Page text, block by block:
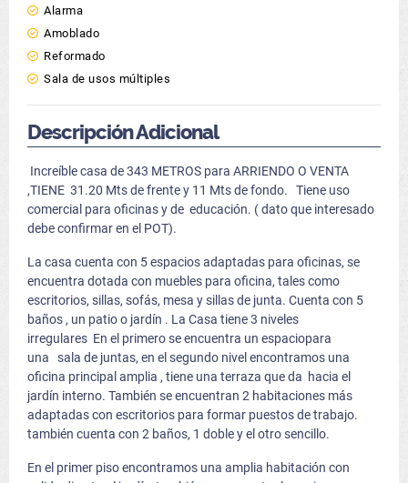
Alarma
Amoblado
Reformado
Sala de usos múltiples
Descripción Adicional
Increíble casa de 343 METROS para ARRIENDO O VENTA
,TIENE 31.20 Mts de frente y 11 Mts de fondo. Tiene uso
comercial para oficinas y de educación. ( dato que interesado
debe confirmar en el POT).
La casa cuenta con 5 espacios adaptadas para oficinas, se
encuentra dotada con muebles para oficina, tales como
escritorios, sillas, sofás, mesa y sillas de junta. Cuenta con 5
baños , un patio o jardín . La Casa tiene 3 niveles
irregulares En el primero se encuentra un espaciopara
una sala de juntas, en el segundo nivel encontramos una
oficina principal amplia , tiene una terraza que da hacia el
jardín interno. También se encuentran 2 habitaciones más
adaptadas con escritorios para formar puestos de trabajo.
también cuenta con 2 baños, 1 doble y el otro sencillo.
En el primer piso encontramos una amplia habitación con